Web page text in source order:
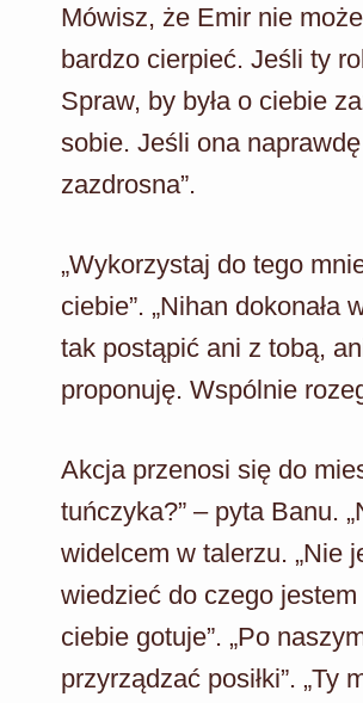
Mówisz, że Emir nie
bardzo cierpieć. Jeśli ty
Spraw, by była o ciebie
sobie. Jeśli ona
zazdrosna”.
„Wykorzystaj do tego
ciebie”. „Nihan
tak postąpić ani z tobą,
proponuję. Wspólnie
Akcja przenosi się do
tuńczyka?” – pyta Banu.
widelcem w talerzu. „Nie
wiedzieć do czego
ciebie gotuje”. „Po
przyrządzać posiłki”. „Ty